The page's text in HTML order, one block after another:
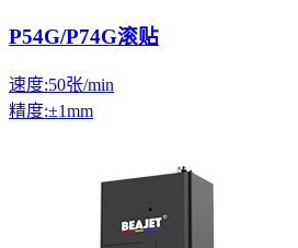
P54G/P74G滚贴
速度:50张/min
精度:±1mm